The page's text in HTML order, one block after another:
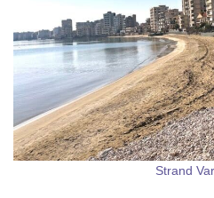
Strand